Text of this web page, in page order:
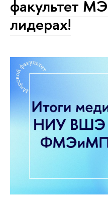
факультет
лидерах!